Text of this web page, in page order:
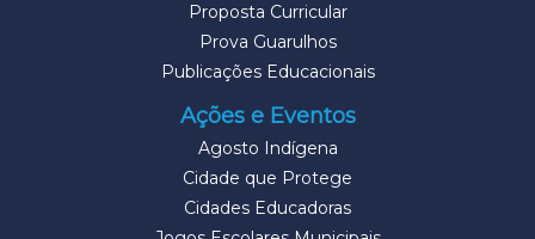
Proposta Curricular
Prova Guarulhos
Publicações Educacionais
Ações e Eventos
Agosto Indígena
Cidade que Protege
Cidades Educadoras